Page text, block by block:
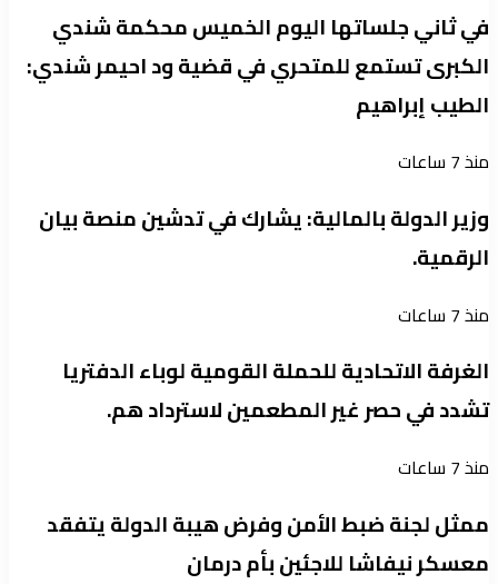
في ثاني جلساتها اليوم الخميس محكمة شندي
الكبرى تستمع للمتحري في قضية ود احيمر شندي:
الطيب إبراهيم
منذ 7 ساعات
وزير الدولة بالمالية: يشارك في تدشين منصة بيان
الرقمية.
منذ 7 ساعات
الغرفة الاتحادية للحملة القومية لوباء الدفتريا
تشدد في حصر غير المطعمين لاسترداد هم.
منذ 7 ساعات
ممثل لجنة ضبط الأمن وفرض هيبة الدولة يتفقد
معسكر نيفاشا للاجئين بأم درمان